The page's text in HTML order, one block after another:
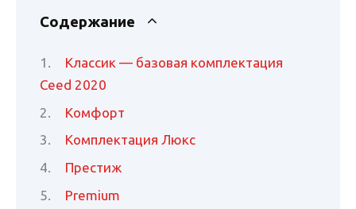
Содержание
Классик — базовая комплектация
Ceed 2020
Комфорт
Комплектация Люкс
Престиж
Premium